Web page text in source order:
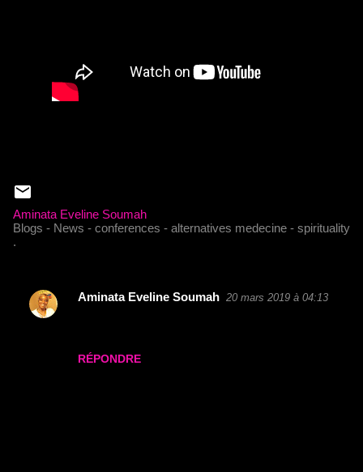
Aminata Eveline Soumah
Blogs - News - conferences - alternatives medecine - spirituality
.
C
Aminata Eveline Soumah 20 mars 2019 à 04:13
RÉPONDRE